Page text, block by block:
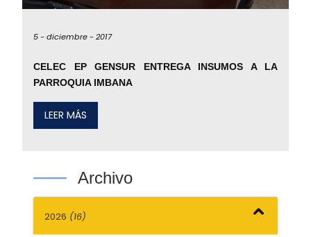
5 -diciembre -2017
CELEC EP GENSUR ENTREGA INSUMOS A LA
PARROQUIA IMBANA
LEER MÁS
Archivo
2026 (16)